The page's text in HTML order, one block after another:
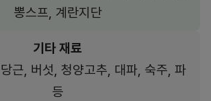
뽕스프, 계란지단
기타 재료
근, 버섯, 청양고추, 대파, 숙주, 파
등